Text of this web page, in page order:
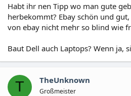
Habt ihr nen Tipp wo man gute
herbekommt? Ebay schön und
von ebay nicht mehr so blind wie
Baut Dell auch Laptops? Wenn ja,
T TheUnknown
Großmeister